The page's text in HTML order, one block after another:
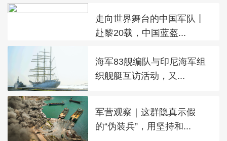
走向世界舞台的中国军队丨
赴黎20载，中国蓝盔...
海军83舰编队与印尼海军组
织舰艇互访活动，又...
军营观察｜这群隐真示假
的“伪装兵”，用坚持和...